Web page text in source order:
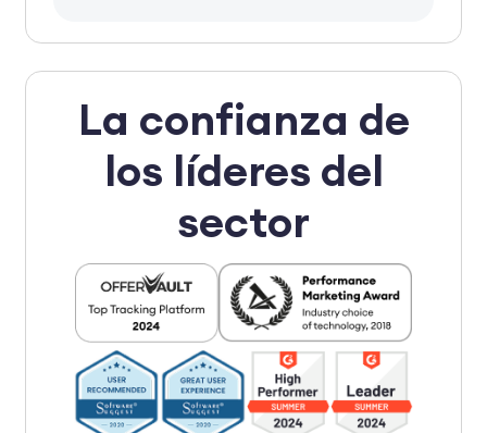
La confianza de
los líderes del
sector